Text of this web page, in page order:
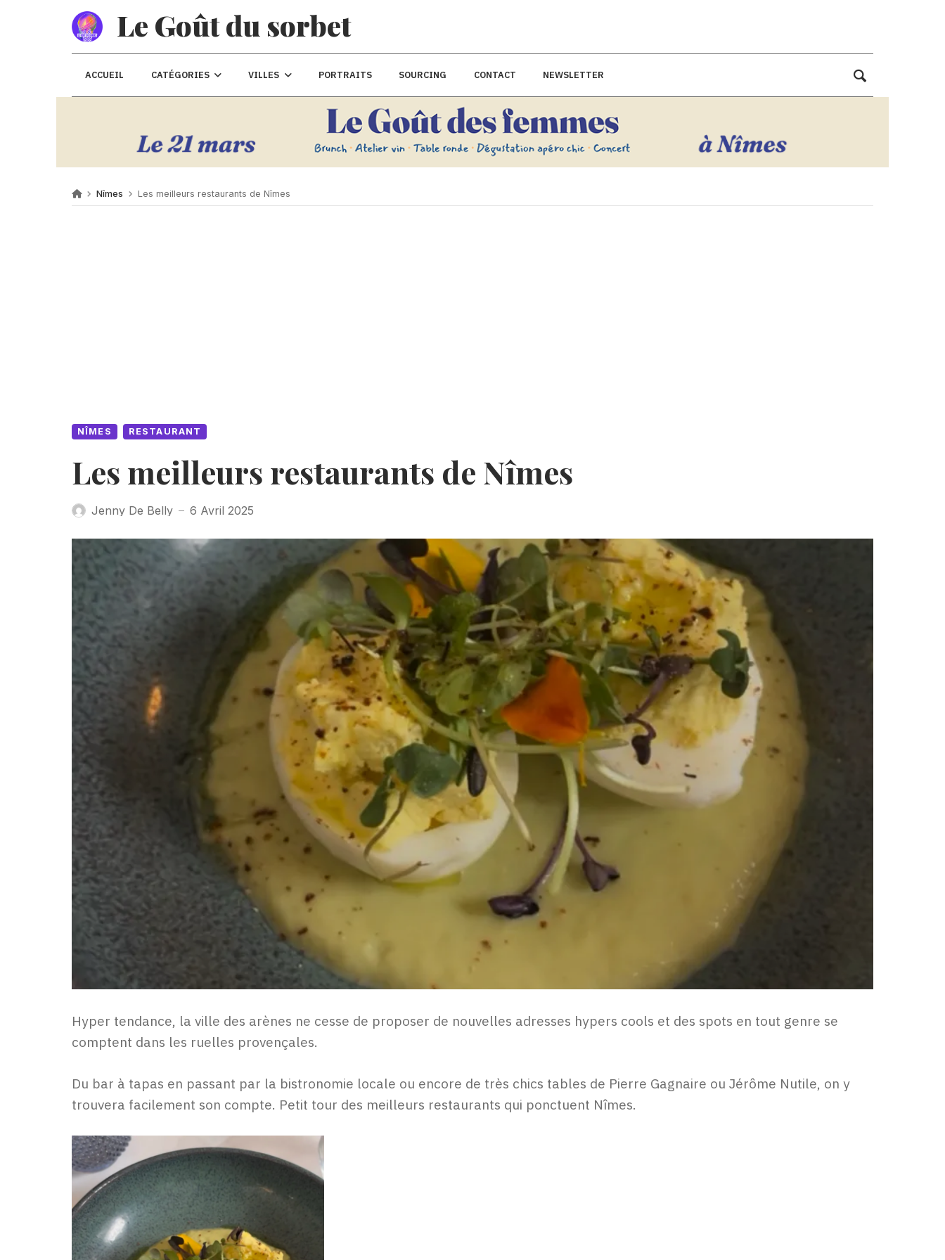
Le Goût du sorbet
ACCUEIL CATÉGORIES VILLES PORTRAITS SOURCING CONTACT NEWSLETTER
Nîmes Les meilleurs restaurants de Nîmes
NÎMES RESTAURANT
Les meilleurs restaurants de Nîmes
Jenny De Belly — 6 Avril 2025
Hyper tendance, la ville des arènes ne cesse de proposer de nouvelles adresses hypers cools et des spots en tout genre se
comptent dans les ruelles provençales.
Du bar à tapas en passant par la bistronomie locale ou encore de très chics tables de Pierre Gagnaire ou Jérôme Nutile, on y
trouvera facilement son compte. Petit tour des meilleurs restaurants qui ponctuent Nîmes.